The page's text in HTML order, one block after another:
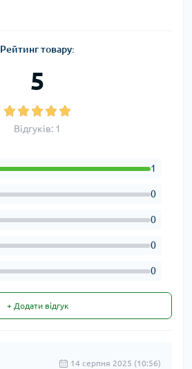
Рейтинг товару:
5
Відгуків: 1
1
0
0
0
0
+ Додати відгук
14 серпня 2025 (10:56)